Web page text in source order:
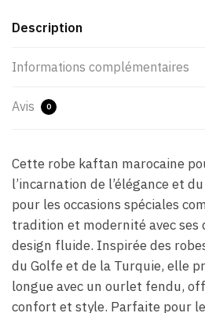
Description
Informations complémentaires
Avis 0
Cette robe kaftan marocaine
l’incarnation de l’élégance et
pour les occasions spéciales
tradition et modernité avec ses
design fluide. Inspirée des
du Golfe et de la Turquie, elle
longue avec un ourlet fendu,
confort et style. Parfaite pour